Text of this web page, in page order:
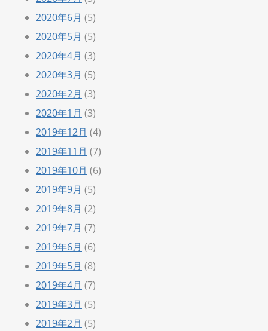
2020年6月 (5)
2020年5月 (5)
2020年4月 (3)
2020年3月 (5)
2020年2月 (3)
2020年1月 (3)
2019年12月 (4)
2019年11月 (7)
2019年10月 (6)
2019年9月 (5)
2019年8月 (2)
2019年7月 (7)
2019年6月 (6)
2019年5月 (8)
2019年4月 (7)
2019年3月 (5)
2019年2月 (5)